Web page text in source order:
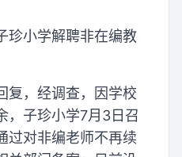
珍小学解聘非在编教
复，经调查，因学校
，子珍小学7月3日召
过对非编老师不再续